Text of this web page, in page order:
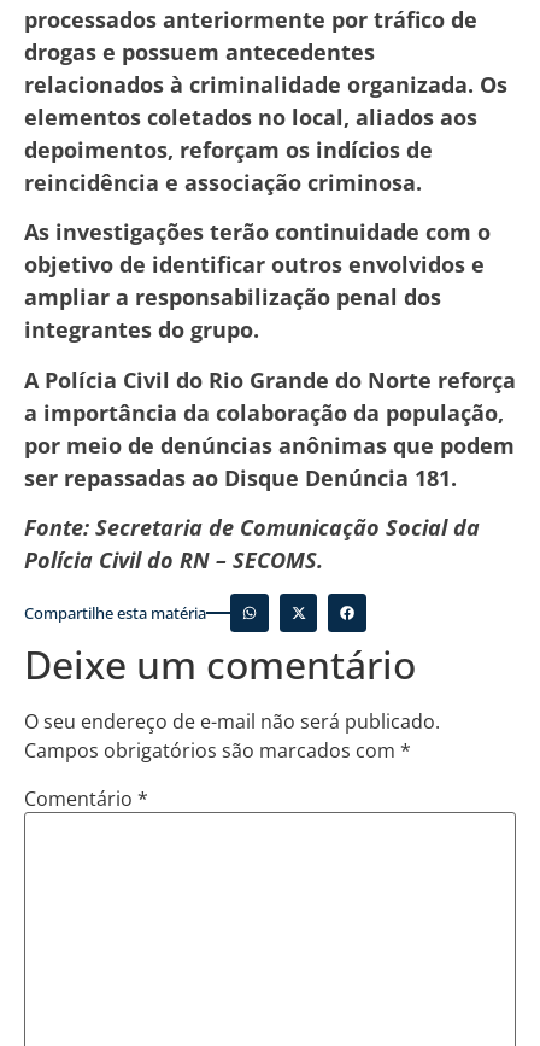
processados anteriormente por tráfico de
drogas e possuem antecedentes
relacionados à criminalidade organizada. Os
elementos coletados no local, aliados aos
depoimentos, reforçam os indícios de
reincidência e associação criminosa.
As investigações terão continuidade com o
objetivo de identificar outros envolvidos e
ampliar a responsabilização penal dos
integrantes do grupo.
A Polícia Civil do Rio Grande do Norte reforça
a importância da colaboração da população,
por meio de denúncias anônimas que podem
ser repassadas ao Disque Denúncia 181.
Fonte: Secretaria de Comunicação Social da
Polícia Civil do RN – SECOMS.
Compartilhe esta matéria
Deixe um comentário
O seu endereço de e-mail não será publicado.
Campos obrigatórios são marcados com *
Comentário *